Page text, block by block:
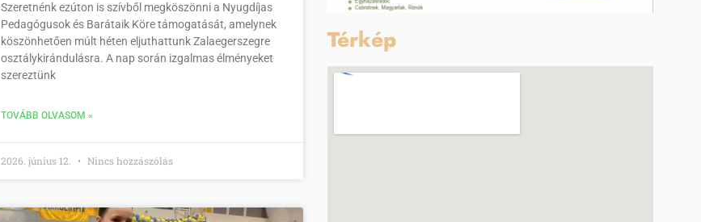
Szeretnénk ezúton is szívből megköszönni a Nyugdíjas
Pedagógusok és Barátaik Köre támogatását, amelynek
köszönhetően múlt héten eljuthattunk Zalaegerszegre
osztálykirándulásra. A nap során izgalmas élményeket
szereztünk
TOVÁBB OLVASOM »
2026. június 12. Nincs hozzászólás
Térkép